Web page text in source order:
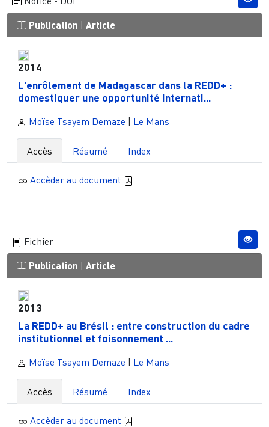
Publication Article
2014
L'enrôlement de Madagascar dans la REDD+ :
domestiquer une opportunité internati...
Moïse Tsayem Demaze | Le Mans
Accès Résumé Index
Accèder au document
Fichier
Publication Article
2013
La REDD+ au Brésil : entre construction du cadre
institutionnel et foisonnement ...
Moïse Tsayem Demaze | Le Mans
Accès Résumé Index
Accèder au document